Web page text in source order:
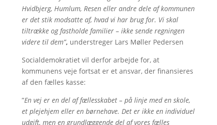
Hvidbjerg, Humlum, Resen eller andre dele af kommunen
er det stik modsatte af, hvad vi har brug for. Vi skal
tiltrække og fastholde familier – ikke sende regningen
videre til dem”, understreger Lars Møller Pedersen
Socialdemokratiet vil derfor arbejde for, at
kommunens veje fortsat er et ansvar, der finansieres
af den fælles kasse:
”En vej er en del af fællesskabet – på linje med en skole,
et plejehjem eller en børnehave. Det er ikke en individuel
udgift, men en grundlæggende del af vores fælles